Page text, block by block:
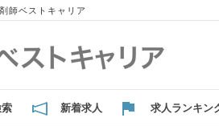
師ベストキャリア
新着求人 求人ランキン